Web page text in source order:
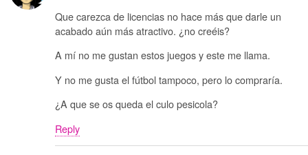
Que carezca de licencias no hace más que darle un
acabado aún más atractivo. ¿no creéis?
A mí no me gustan estos juegos y este me llama.
Y no me gusta el fútbol tampoco, pero lo compraría.
¿A que se os queda el culo pesicola?
Reply